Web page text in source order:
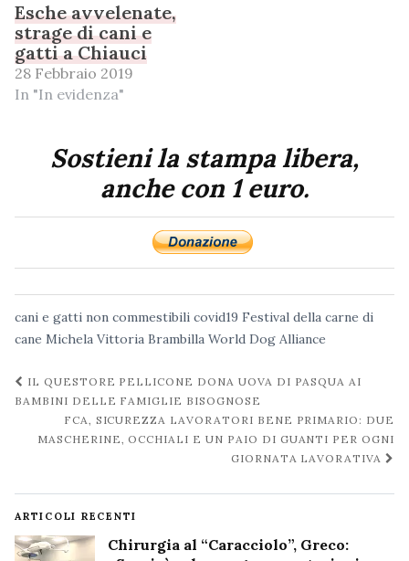
Esche avvelenate,
strage di cani e
gatti a Chiauci
28 Febbraio 2019
In "In evidenza"
Sostieni la stampa libera,
anche con 1 euro.
cani e gatti non commestibili covid19 Festival della carne di
cane Michela Vittoria Brambilla World Dog Alliance
Navigazione
post
IL QUESTORE PELLICONE DONA UOVA DI PASQUA AI
BAMBINI DELLE FAMIGLIE BISOGNOSE
FCA, SICUREZZA LAVORATORI BENE PRIMARIO: DUE
MASCHERINE, OCCHIALI E UN PAIO DI GUANTI PER OGNI
GIORNATA LAVORATIVA
ARTICOLI RECENTI
Chirurgia al “Caracciolo”, Greco: